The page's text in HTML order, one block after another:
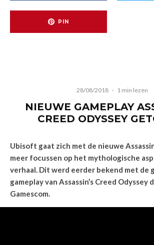
PIN
28/08/2018 · 1 min lezen
NIEUWE GAMEPLAY
CREED ODYSSEY
Ubisoft gaat zich met de nieuwe
meer focussen op het mythologische
verhaal. Dit werd eerder bekend met de
gameplay van Assassin’s Creed
Gamescom.